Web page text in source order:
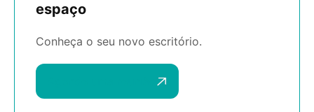
espaço
Conheça o seu novo escritório.